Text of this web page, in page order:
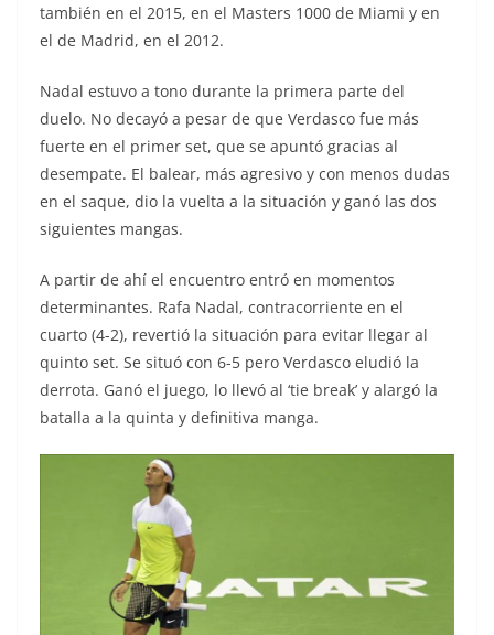
también en el 2015, en el Masters 1000 de Miami y en
el de Madrid, en el 2012.
Nadal estuvo a tono durante la primera parte del
duelo. No decayó a pesar de que Verdasco fue más
fuerte en el primer set, que se apuntó gracias al
desempate. El balear, más agresivo y con menos dudas
en el saque, dio la vuelta a la situación y ganó las dos
siguientes mangas.
A partir de ahí el encuentro entró en momentos
determinantes. Rafa Nadal, contracorriente en el
cuarto (4-2), revertió la situación para evitar llegar al
quinto set. Se situó con 6-5 pero Verdasco eludió la
derrota. Ganó el juego, lo llevó al ‘tie break’ y alargó la
batalla a la quinta y definitiva manga.